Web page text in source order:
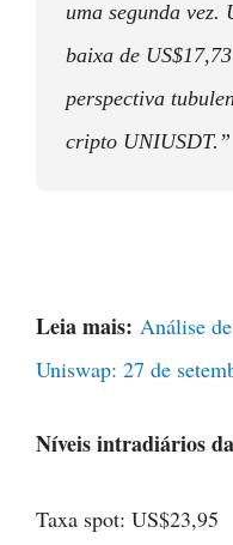
uma segunda vez.
baixa de
perspectiva
cripto UNIUSDT.”
Leia mais: Análise
Uniswap: 27 de
Níveis intradiários
Taxa spot: US$23,95